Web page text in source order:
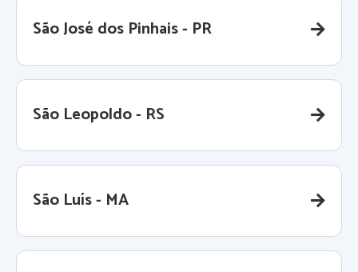
São José dos Pinhais - PR
São Leopoldo - RS
São Luís - MA